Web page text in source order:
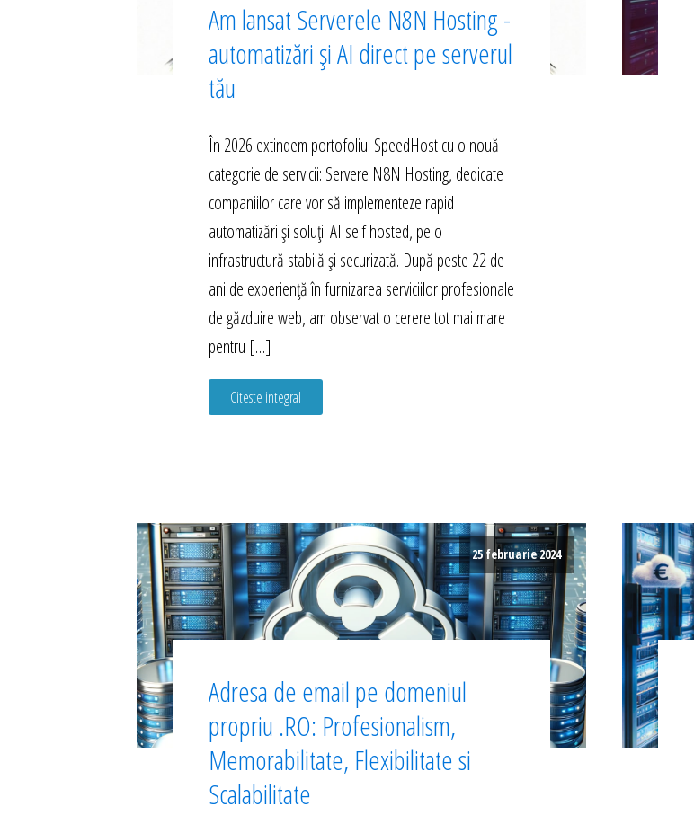
Am lansat Serverele N8N Hosting -
automatizări și AI direct pe serverul
tău
În 2026 extindem portofoliul SpeedHost cu o nouă
categorie de servicii: Servere N8N Hosting, dedicate
companiilor care vor să implementeze rapid
automatizări și soluții AI self hosted, pe o
infrastructură stabilă și securizată. După peste 22 de
ani de experiență în furnizarea serviciilor profesionale
de găzduire web, am observat o cerere tot mai mare
pentru […]
Citeste integral
25 februarie 2024
Adresa de email pe domeniul
propriu .RO: Profesionalism,
Memorabilitate, Flexibilitate si
Scalabilitate